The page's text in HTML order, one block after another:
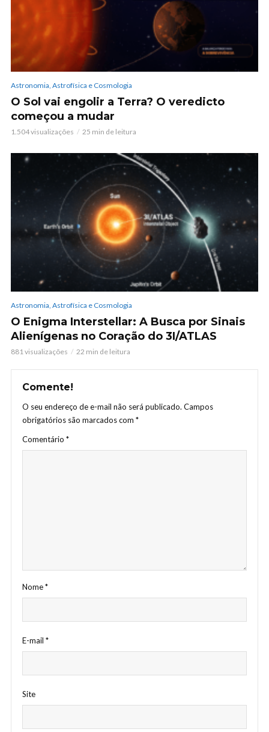
Astronomia, Astrofísica e Cosmologia
O Sol vai engolir a Terra? O veredicto
começou a mudar
1.504 visualizações 25 min de leitura
Astronomia, Astrofísica e Cosmologia
O Enigma Interstellar: A Busca por Sinais
Alienígenas no Coração do 3I/ATLAS
881 visualizações 22 min de leitura
Comente!
O seu endereço de e-mail não será publicado. Campos
obrigatórios são marcados com *
Comentário *
Nome*
E-mail *
Site